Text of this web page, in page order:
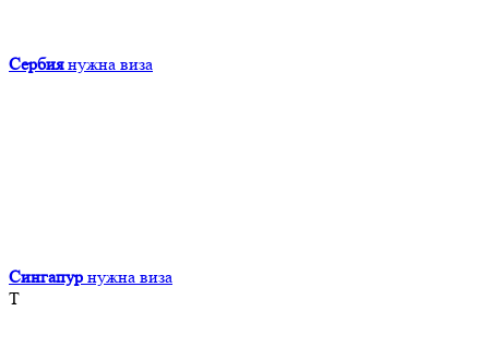
Сербия нужна виза
Сингапур нужна виза
Т